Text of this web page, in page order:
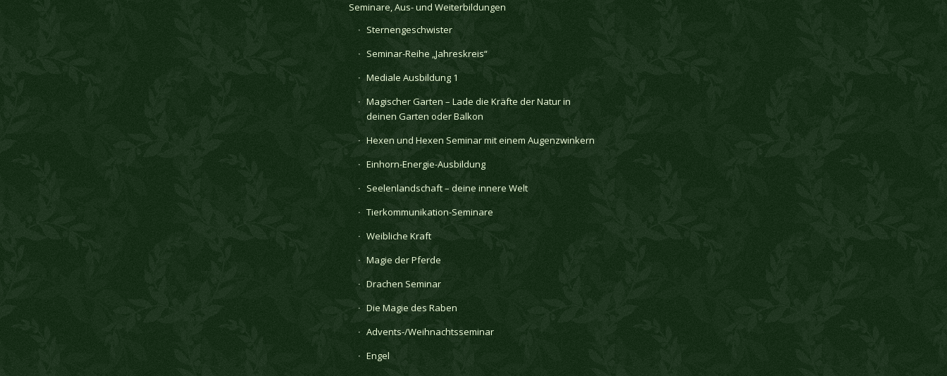
Seminare, Aus- und Weiterbildungen
Sternengeschwister
Seminar-Reihe „Jahreskreis“
Mediale Ausbildung 1
Magischer Garten – Lade die Kräfte der Natur in
deinen Garten oder Balkon
Hexen und Hexen Seminar mit einem Augenzwinkern
Einhorn-Energie-Ausbildung
Seelenlandschaft – deine innere Welt
Tierkommunikation-Seminare
Weibliche Kraft
Magie der Pferde
Drachen Seminar
Die Magie des Raben
Advents-/Weihnachtsseminar
Engel